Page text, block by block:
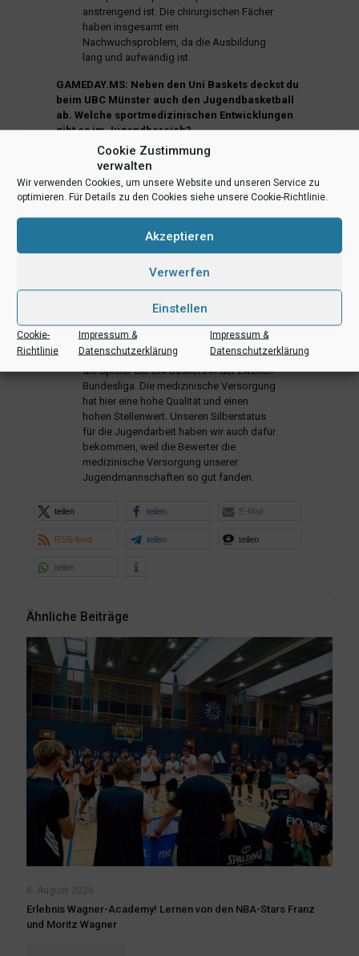
Cookie Zustimmung
verwalten
Wir verwenden Cookies, um unsere Website und unseren Service zu
optimieren. Für Details zu den Cookies siehe unsere Cookie-Richtlinie.
Akzeptieren
Verwerfen
Einstellen
Cookie-
Richtlinie
Impressum &
Datenschutzerklärung
Impressum &
Datenschutzerklärung
anstrengend ist. Die chirurgischen Fächer
haben insgesamt ein
Nachwuchsproblem, da die Ausbildung
lang und aufwändig ist.
GAMEDAY.MS: Neben den Uni Baskets deckst du
beim UBC Münster auch den Jugendbasketball
ab. Welche sportmedizinischen Entwicklungen
gibt es im Jugendbereich?
Dr. Kai-Axel Witt:Ganz wichtig: Die
sportärztliche Betreuung einer
Mannschaft und eines Vereins kann nur
ein ärztliches Team gemeinsam machen –
in Zusammenarbeit mit den
Physiotherapeuten, die noch einmal einen
Marquardt und ich in der Orthopädie
sowie Dr. Bernd Fallenberg auf der
internistischen Seite. Die Jugendspieler
des UBC Münster in der Jugend- und
Nachwuchsbasketball-Bundesliga
werden inzwischen ähnlich betreut wie
die Spieler der Uni Baskets in der zweiten
Bundesliga. Die medizinische Versorgung
hat hier eine hohe Qualität und einen
hohen Stellenwert. Unseren Silberstatus
für die Jugendarbeit haben wir auch dafür
bekommen, weil die Bewerter die
medizinische Versorgung unserer
Jugendmannschaften so gut fanden.
teilen teilen E-Mail
RSS-feed teilen teilen
teilen
Ähnliche Beiträge
8. August 2026
Erlebnis Wagner-Academy! Lernen von den NBA-Stars Franz
und Moritz Wagner